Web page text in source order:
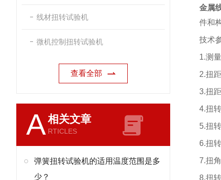
线材扭转试验机
微机控制扭转试验机
查看全部
A相关文章
RTICLES
弹簧扭转试验机的适用温度范围是多
少？
金属
件和
技术
1.测
2.扭
3.扭
4.扭
5.扭
6.扭
7.扭
8.扭